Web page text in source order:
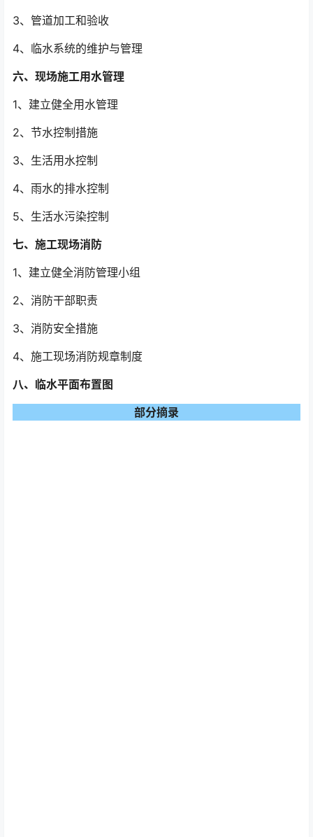
3、管道加工和验收
4、临水系统的维护与管理
六、现场施工用水管理
1、建立健全用水管理
2、节水控制措施
3、生活用水控制
4、雨水的排水控制
5、生活水污染控制
七、施工现场消防
1、建立健全消防管理小组
2、消防干部职责
3、消防安全措施
4、施工现场消防规章制度
八、临水平面布置图
部分摘录